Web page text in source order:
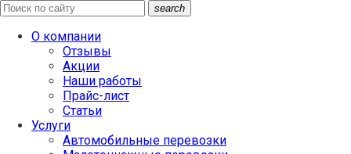
search
О компании
Отзывы
Акции
Наши работы
Прайс-лист
Статьи
Услуги
Автомобильные перевозки